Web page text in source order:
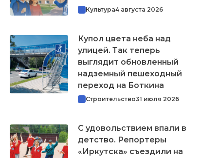
Культура4 августа 2026
Купол цвета неба над
улицей. Так теперь
выглядит обновленный
надземный пешеходный
переход на Боткина
Строительство31 июля 2026
С удовольствием впали в
детство. Репортеры
«Иркутска» съездили на